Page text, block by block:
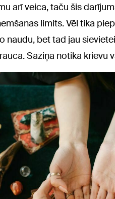
arī veica, taču šis
limits. Vēl tika
naudu, bet tad jau
Saziņa notika krievu